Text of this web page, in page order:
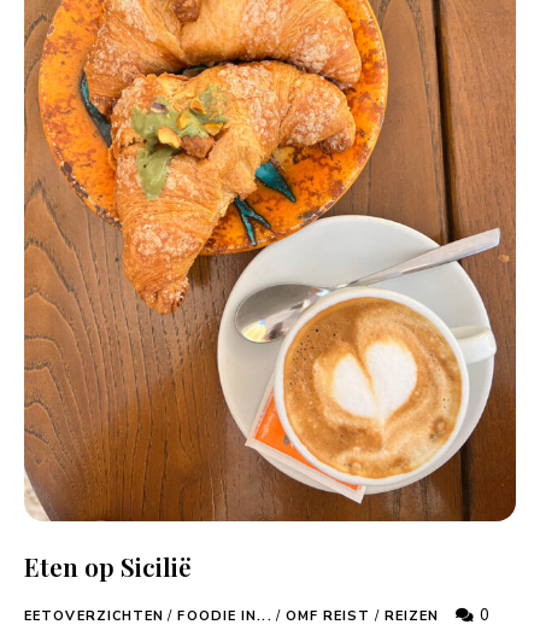
Eten op Sicilië
EETOVERZICHTEN / FOODIE IN... / OMF REIST / REIZEN 0